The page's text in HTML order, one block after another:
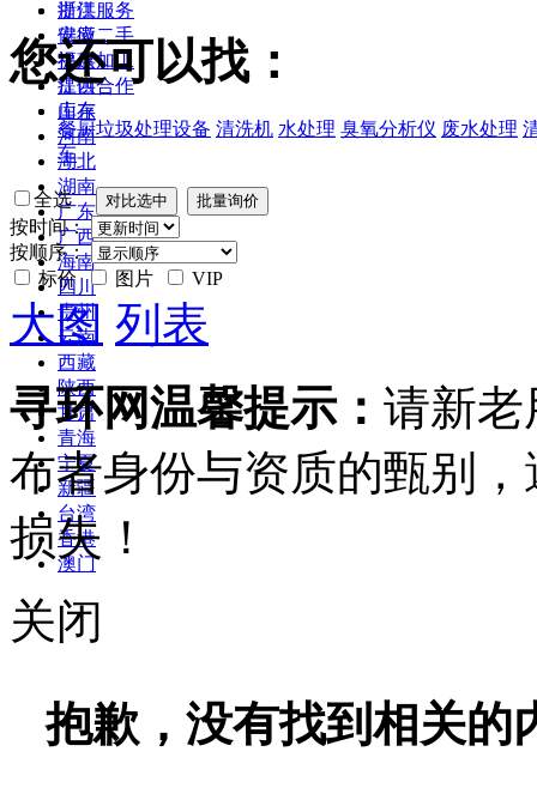
浙江
安徽
福建
江西
山东
河南
湖北
湖南
广东
广西
海南
四川
贵州
云南
西藏
陕西
甘肃
青海
宁夏
新疆
台湾
香港
澳门
提供服务
供应二手
提供加工
提供合作
库存
您还可以找：
餐厨垃圾处理设备 清洗机 水处理 臭氧分析仪 废水处理
车
全选
按时间：
按顺序：
标价
图片 VIP
大图 列表
寻环网温馨提示： 请新老
布者身份与资质的甄别
损失！
关闭
抱歉，没有找到相关的